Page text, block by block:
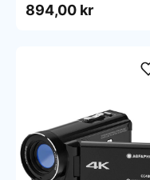
894,00 kr